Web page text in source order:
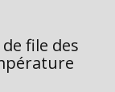
file des